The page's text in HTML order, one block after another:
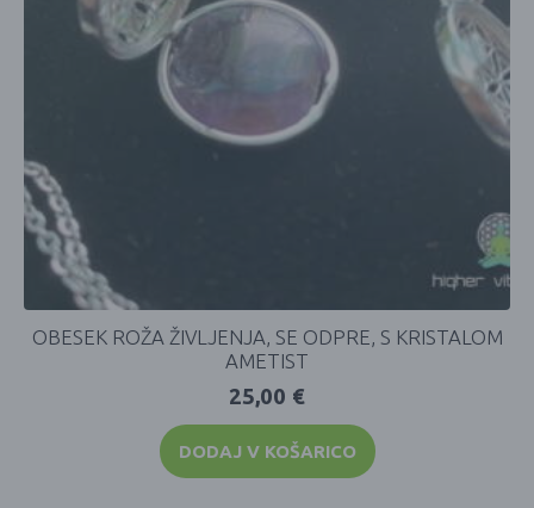
OBESEK ROŽA ŽIVLJENJA, SE ODPRE, S KRISTALOM
AMETIST
25,00 €
DODAJ V KOŠARICO